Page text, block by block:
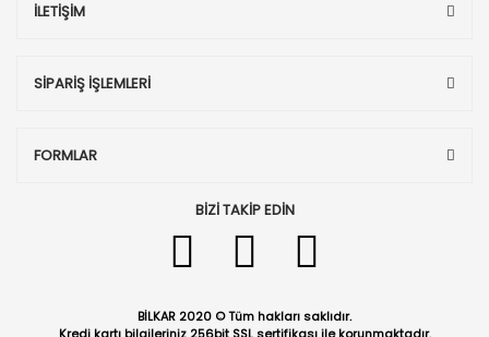
İLETİŞİM
SİPARİŞ İŞLEMLERİ
FORMLAR
BİZİ TAKİP EDİN
BİLKAR 2020 © Tüm hakları saklıdır.